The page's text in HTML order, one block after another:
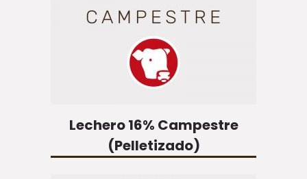
Lechero 16% Campestre
(Pelletizado)